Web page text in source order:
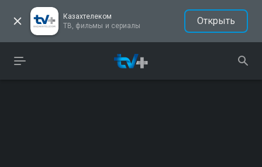
Казахтелеком
ТВ, фильмы и сериалы
Открыть